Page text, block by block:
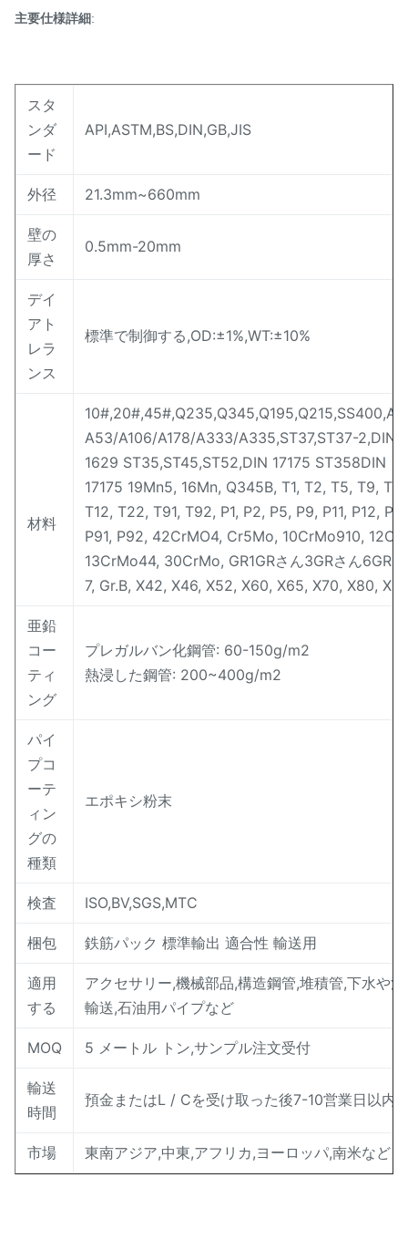
主要仕様詳細:
スタ
ンダ
ード
API,ASTM,BS,DIN,GB,JIS
外径 21.3mm~660mm
壁の
厚さ
0.5mm-20mm
デイ
アト
レラ
ンス
標準で制御する,OD:±1%,WT:±10%
材料
A53/A106/A178/A333/A335,ST37,ST37-2,DIN
1629 ST35,ST45,ST52,DIN 17175 ST358DIN
17175 19Mn5, 16Mn, Q345B, T1, T2, T5, T9, T11,
T12, T22, T91, T92, P1, P2, P5, P9, P11, P12,
P91, P92, 42CrMO4, Cr5Mo, 10CrMo910,
13CrMo44, 30CrMo, GR1GRさん3GRさん6GR
7, Gr.B, X42, X46, X52, X60, X65, X70, X80,
亜鉛
コー
ティ
ング
プレガルバン化鋼管: 60-150g/m2
熱浸した鋼管: 200~400g/m2
パイ
プコ
ーテ
ィン
グの
種類
エポキシ粉末
検査 ISO,BV,SGS,MTC
梱包 鉄筋パック 標準輸出 適合性 輸送用
適用
する
アクセサリー,機械部品,構造鋼管,堆積管,下水や
輸送,石油用パイプなど
MOQ 5 メートル トン,サンプル注文受付
輸送
時間
預金またはL / Cを受け取った後7-10営業日以内
市場 東南アジア,中東,アフリカ,ヨーロッパ,南米など